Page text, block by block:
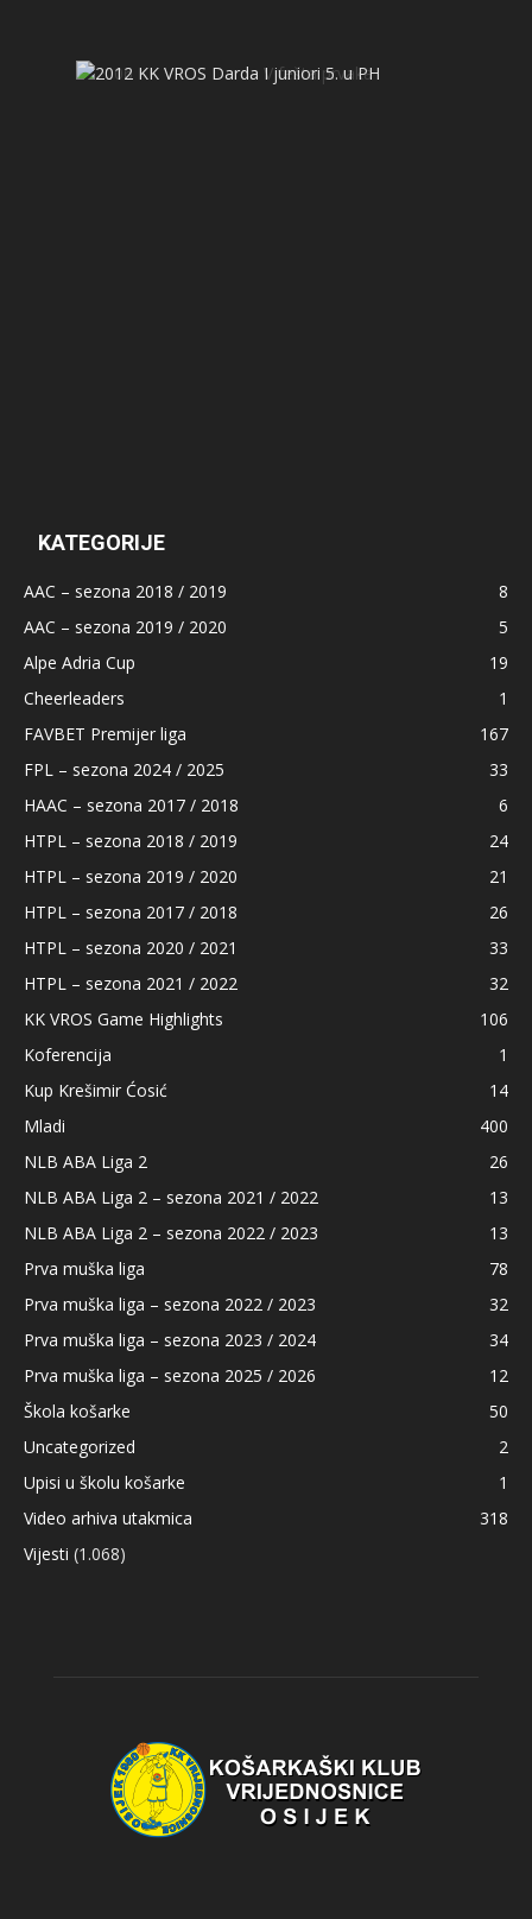
KATEGORIJE
AAC – sezona 2018 / 2019
8
AAC – sezona 2019 / 2020
5
Alpe Adria Cup
19
Cheerleaders
1
FAVBET Premijer liga
167
FPL – sezona 2024 / 2025
33
HAAC – sezona 2017 / 2018
6
HTPL – sezona 2018 / 2019
24
HTPL – sezona 2019 / 2020
21
HTPL – sezona 2017 / 2018
26
HTPL – sezona 2020 / 2021
33
HTPL – sezona 2021 / 2022
32
KK VROS Game Highlights
106
Koferencija
1
Kup Krešimir Ćosić
14
Mladi
400
NLB ABA Liga 2
26
NLB ABA Liga 2 – sezona 2021 / 2022
13
NLB ABA Liga 2 – sezona 2022 / 2023
13
Prva muška liga
78
Prva muška liga – sezona 2022 / 2023
32
Prva muška liga – sezona 2023 / 2024
34
Prva muška liga – sezona 2025 / 2026
12
Škola košarke
50
Uncategorized
2
Upisi u školu košarke
1
Video arhiva utakmica
318
Vijesti (1.068)